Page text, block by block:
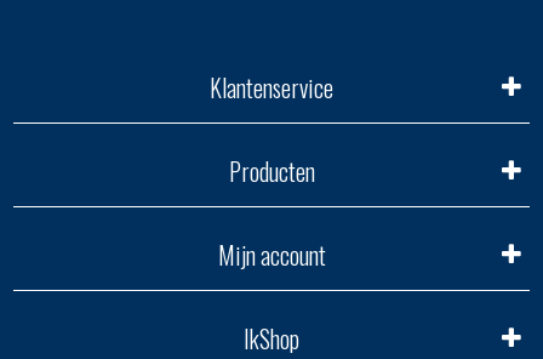
Klantenservice
Producten
Mijn account
IkShop